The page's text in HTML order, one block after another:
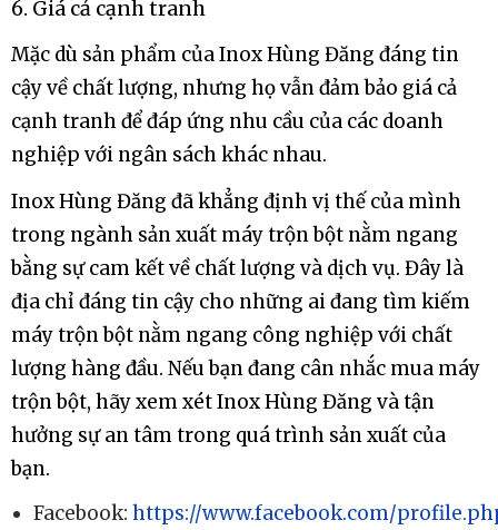
6. Giá cả cạnh tranh
Mặc dù sản phẩm của Inox Hùng Đăng đáng tin
cậy về chất lượng, nhưng họ vẫn đảm bảo giá cả
cạnh tranh để đáp ứng nhu cầu của các doanh
nghiệp với ngân sách khác nhau.
Inox Hùng Đăng đã khẳng định vị thế của mình
trong ngành sản xuất máy trộn bột nằm ngang
bằng sự cam kết về chất lượng và dịch vụ. Đây là
địa chỉ đáng tin cậy cho những ai đang tìm kiếm
máy trộn bột nằm ngang công nghiệp với chất
lượng hàng đầu. Nếu bạn đang cân nhắc mua máy
trộn bột, hãy xem xét Inox Hùng Đăng và tận
hưởng sự an tâm trong quá trình sản xuất của
bạn.
Facebook: https://www.facebook.com/